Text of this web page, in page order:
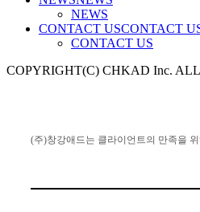
NEWS
CONTACT USCONTACT
CONTACT US
COPYRIGHT(C) CHKAD Inc.
(주)창강애드는 클라이언트의 만족을